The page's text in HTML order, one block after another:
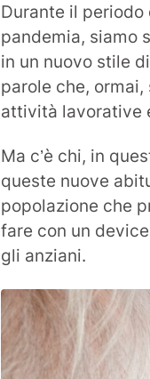
Durante il
pandemia, siamo
in un nuovo stile
parole che,
attività lavorative
Ma c’è chi, in
queste nuove
popolazione che
fare con un
gli anziani.